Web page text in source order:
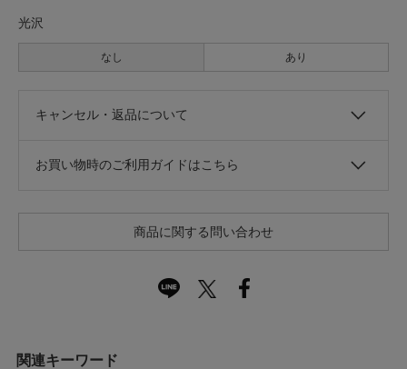
光沢
なし あり
キャンセル・返品について
お買い物時のご利用ガイドはこちら
商品に関する問い合わせ
関連キーワード